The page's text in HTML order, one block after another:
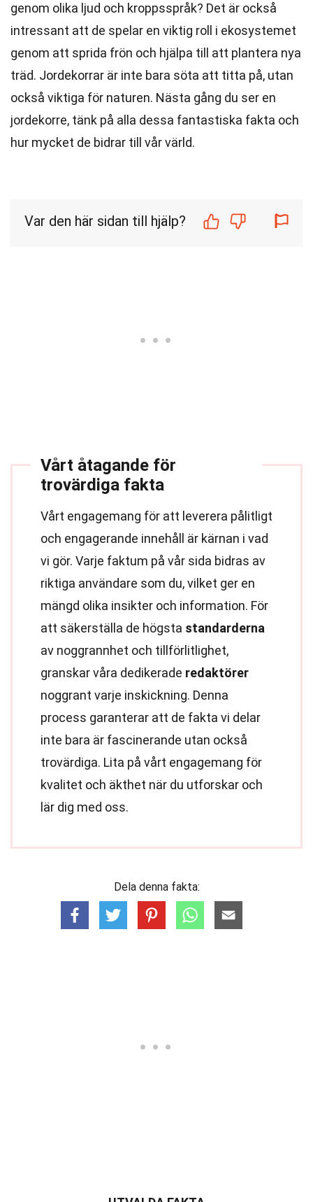
genom olika ljud och kroppsspråk? Det är också
intressant att de spelar en viktig roll i ekosystemet
genom att sprida frön och hjälpa till att plantera nya
träd. Jordekorrar är inte bara söta att titta på, utan
också viktiga för naturen. Nästa gång du ser en
jordekorre, tänk på alla dessa fantastiska fakta och
hur mycket de bidrar till vår värld.
Var den här sidan till hjälp?
Vårt åtagande för
trovärdiga fakta
Vårt engagemang för att leverera pålitligt
och engagerande innehåll är kärnan i vad
vi gör. Varje faktum på vår sida bidras av
riktiga användare som du, vilket ger en
mängd olika insikter och information. För
att säkerställa de högsta standarderna
av noggrannhet och tillförlitlighet,
granskar våra dedikerade redaktörer
noggrant varje inskickning. Denna
process garanterar att de fakta vi delar
inte bara är fascinerande utan också
trovärdiga. Lita på vårt engagemang för
kvalitet och äkthet när du utforskar och
lär dig med oss.
Dela denna fakta: